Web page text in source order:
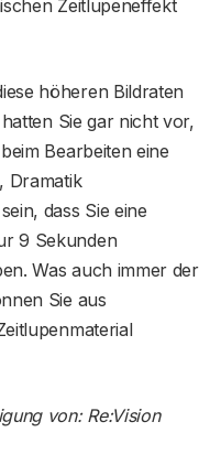
Zeitlupeneffekt
höheren Bildraten
Sie gar nicht vor,
Bearbeiten eine
Dramatik
dass Sie eine
9 Sekunden
Was auch immer der
Sie aus
von: Re:Vision